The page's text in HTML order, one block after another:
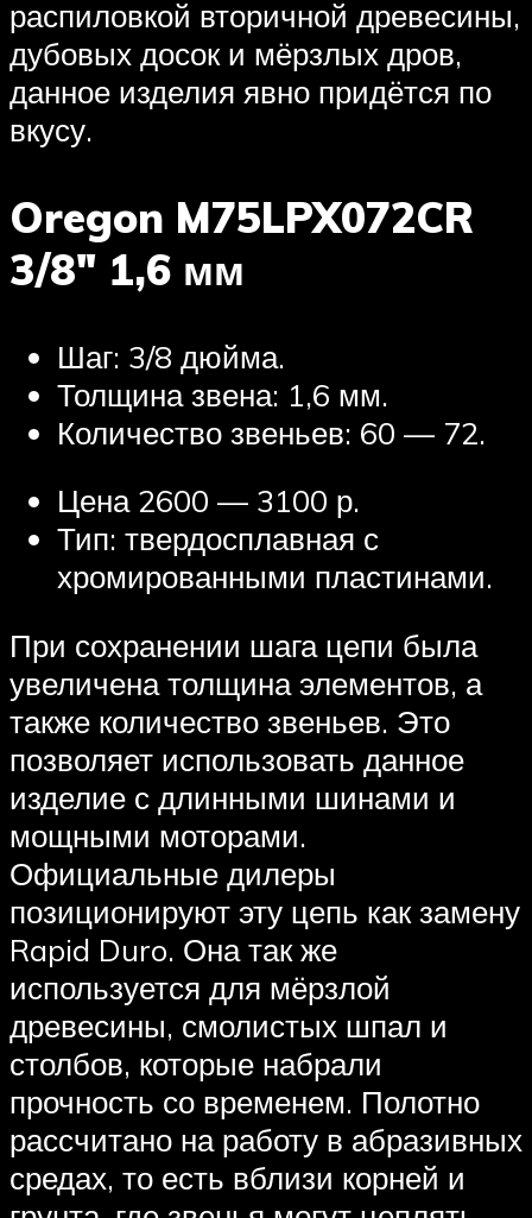
распиловкой вторичной древесины,
дубовых досок и мёрзлых дров,
данное изделия явно придётся по
вкусу.
Oregon M75LPX072CR
3/8″ 1,6 мм
Шаг: 3/8 дюйма.
Толщина звена: 1,6 мм.
Количество звеньев: 60 — 72.
Цена 2600 — 3100 р.
Тип: твердосплавная с
хромированными пластинами.
При сохранении шага цепи была
увеличена толщина элементов, а
также количество звеньев. Это
позволяет использовать данное
изделие с длинными шинами и
мощными моторами.
Официальные дилеры
позиционируют эту цепь как замену
Rapid Duro. Она так же
используется для мёрзлой
древесины, смолистых шпал и
столбов, которые набрали
прочность со временем. Полотно
рассчитано на работу в абразивных
средах, то есть вблизи корней и